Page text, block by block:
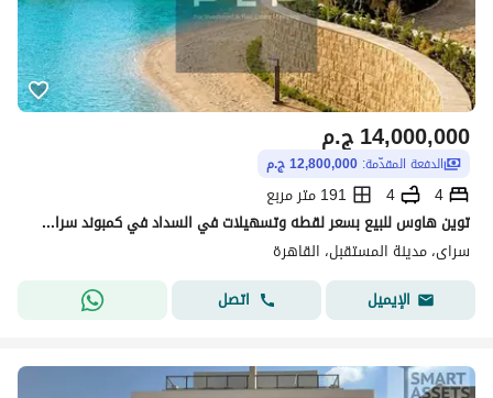
ج.م14,000,000
الدفعة المقدّمة: 12,800,000 ج.م
4
4
191 متر مربع
توين هاوس للبيع بسعر لقطه وتسهيلات في السداد في كمبوند سراي - مرحله كافانا sarai
سراى، مدينة المستقبل، القاهرة
الإيميل
اتصل